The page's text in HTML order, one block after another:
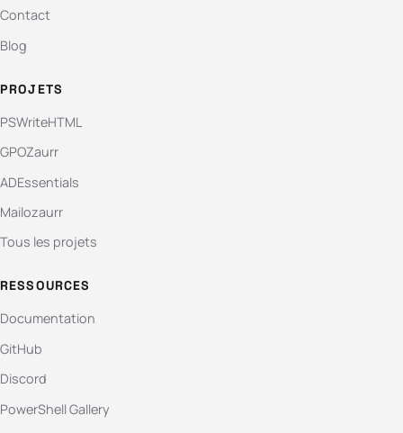
Contact
Blog
PROJETS
PSWriteHTML
GPOZaurr
ADEssentials
Mailozaurr
Tous les projets
RESSOURCES
Documentation
GitHub
Discord
PowerShell Gallery